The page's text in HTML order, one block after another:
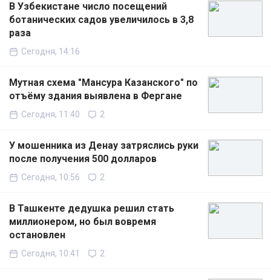
В Узбекистане число посещений
ботанических садов увеличилось в 3,8
раза
Сегодня, 14:16
Мутная схема "Мансура Казанского" по
отъёму здания выявлена в Фергане
Сегодня, 11:40 2
У мошенника из Денау затряслись руки
после получения 500 долларов
Сегодня, 10:56 2
В Ташкенте дедушка решил стать
миллионером, но был вовремя
остановлен
Сегодня, 10:41 2